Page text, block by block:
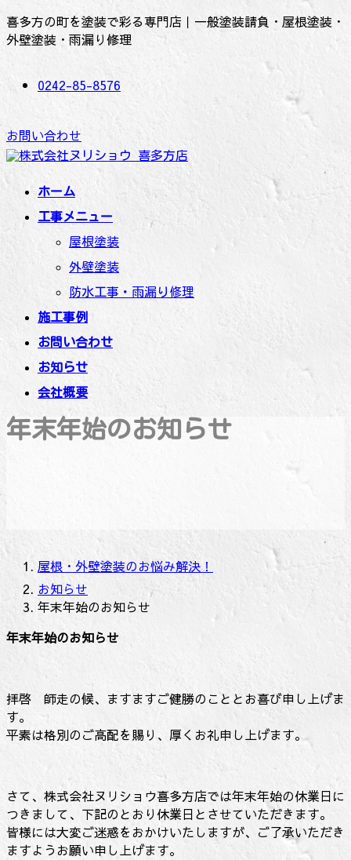
コ
ン
ス
キ
ッ
プ
ナ
ビ
ン
に
移
動
喜多方の町を塗装で彩る専門店｜一般塗装請負・屋根塗装・
外壁塗装・雨漏り修理
0242-85-8576
お問い合わせ
ホーム
工事メニュー
屋根塗装
外壁塗装
防水工事・雨漏り修理
施工事例
お問い合わせ
お知らせ
会社概要
年末年始のお知らせ
屋根・外壁塗装のお悩み解決！
お知らせ
年末年始のお知らせ
年末年始のお知らせ
拝啓 師走の候、ますますご健勝のこととお喜び申し上げま
す。
平素は格別のご高配を賜り、厚くお礼申し上げます。
さて、株式会社ヌリショウ喜多方店では年末年始の休業日に
つきまして、下記のとおり休業日とさせていただきます。
皆様には大変ご迷惑をおかけいたしますが、ご了承いただき
ますようお願い申し上げます。